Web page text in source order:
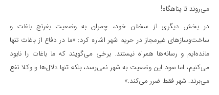
می‌روند تا پناهگاه!
در بخش دیگری از سخنان خود، چمران به وضعیت بغرنج باغات و
ساخت‌وسازهای غیرمجاز در حریم شهر اشاره کرد: «ما در دفاع از باغات تنها
مانده‌ایم و رسانه‌ها همراه نیستند. برخی می‌گویند که ما باغات را نابود
می‌کنیم، اما سود این وضعیت به شهر نمی‌رسد، بلکه تنها دلال‌ها و وکلا نفع
می‌برند. شهر فقط ضرر می‌کند.»